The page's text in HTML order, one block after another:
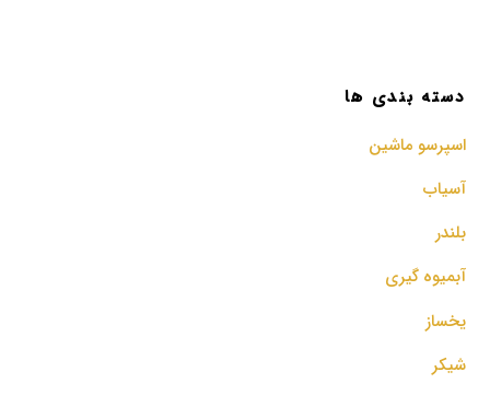
دسته بندی ها
اسپرسو‌ ماشین
آسیاب
بلندر
آبمیوه گیری
یخساز
شیکر